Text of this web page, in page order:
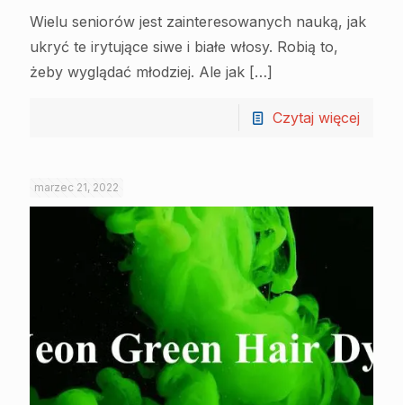
Wielu seniorów jest zainteresowanych nauką, jak
ukryć te irytujące siwe i białe włosy. Robią to,
żeby wyglądać młodziej. Ale jak […]
Czytaj więcej
marzec 21, 2022